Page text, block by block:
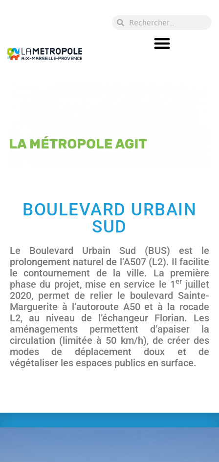
BOULEVARD URBAIN
SUD
Le Boulevard Urbain Sud (BUS) est le
prolongement naturel de l’A507 (L2). Il facilite
le contournement de la ville. La première
phase du projet, mise en service le 1erjuillet
2020, permet de relier le boulevard Sainte-
Marguerite à l’autoroute A50 et à la rocade
L2, au niveau de l’échangeur Florian. Les
aménagements permettent d’apaiser la
circulation (limitée à 50 km/h), de créer des
modes de déplacement doux et de
végétaliser les espaces publics en surface.